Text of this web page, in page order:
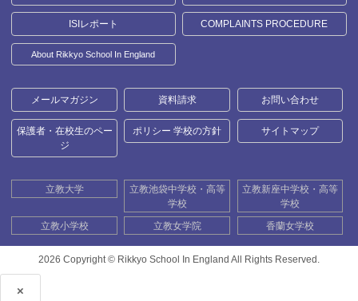
ISIレポート COMPLAINTS PROCEDURE
About Rikkyo School In England
メールマガジン 資料請求 お問い合わせ
保護者・在校生のペー
ジ
ポリシー 学校の方針 サイトマップ
立教大学
立教池袋中学校・高等
学校
立教新座中学校・高等
学校
立教小学校
立教女学院 香蘭女学校
2026 Copyright © Rikkyo School In England All Rights Reserved.
×